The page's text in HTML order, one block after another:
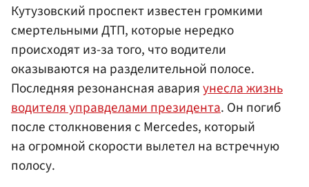
Кутузовский проспект известен громкими
смертельными ДТП, которые нередко
происходят из-за того, что водители
оказываются на разделительной полосе.
Последняя резонансная аварияунесла жизнь
водителя управделами президента. Он погиб
после столкновения с Mercedes, который
на огромной скорости вылетел на встречную
полосу.